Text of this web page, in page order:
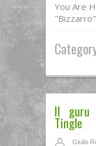
You Are
"bizzarro"
Il guru
Tingle
Giulio